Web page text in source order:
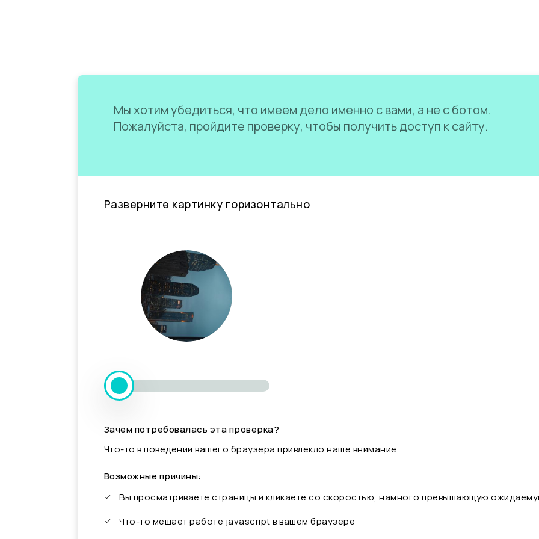
Мы хотим убедиться, что имеем дело именно с вами, а не с ботом.
Пожалуйста, пройдите проверку, чтобы получить доступ к сайту.
Разверните картинку горизонтально
Зачем потребовалась эта проверка?
Что-то в поведении вашего браузера привлекло наше внимание.
Возможные причины:
Вы просматриваете страницы и кликаете со скоростью, намного превышающую
Что-то мешает работе javascript в вашем браузере